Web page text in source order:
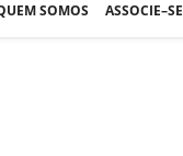
SOMOS ASSOCIE–SE